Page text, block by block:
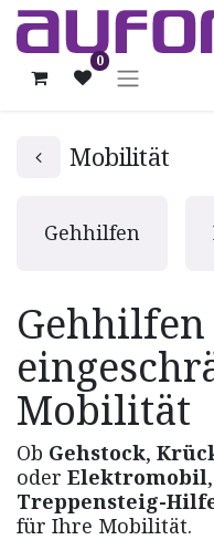
0
Mobilität
Gehhilfen
Mobilität
Ob Gehstock,
oder Elektromobil
Treppensteig-
für Ihre Mobilität.